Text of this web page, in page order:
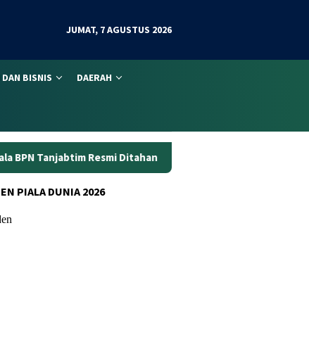
JUMAT, 7 AGUSTUS 2026
BISNIS DAERAH
Ditahan Dunia Kerja Berubah, Kemnaker Perkuat
PIALA DUNIA 2026